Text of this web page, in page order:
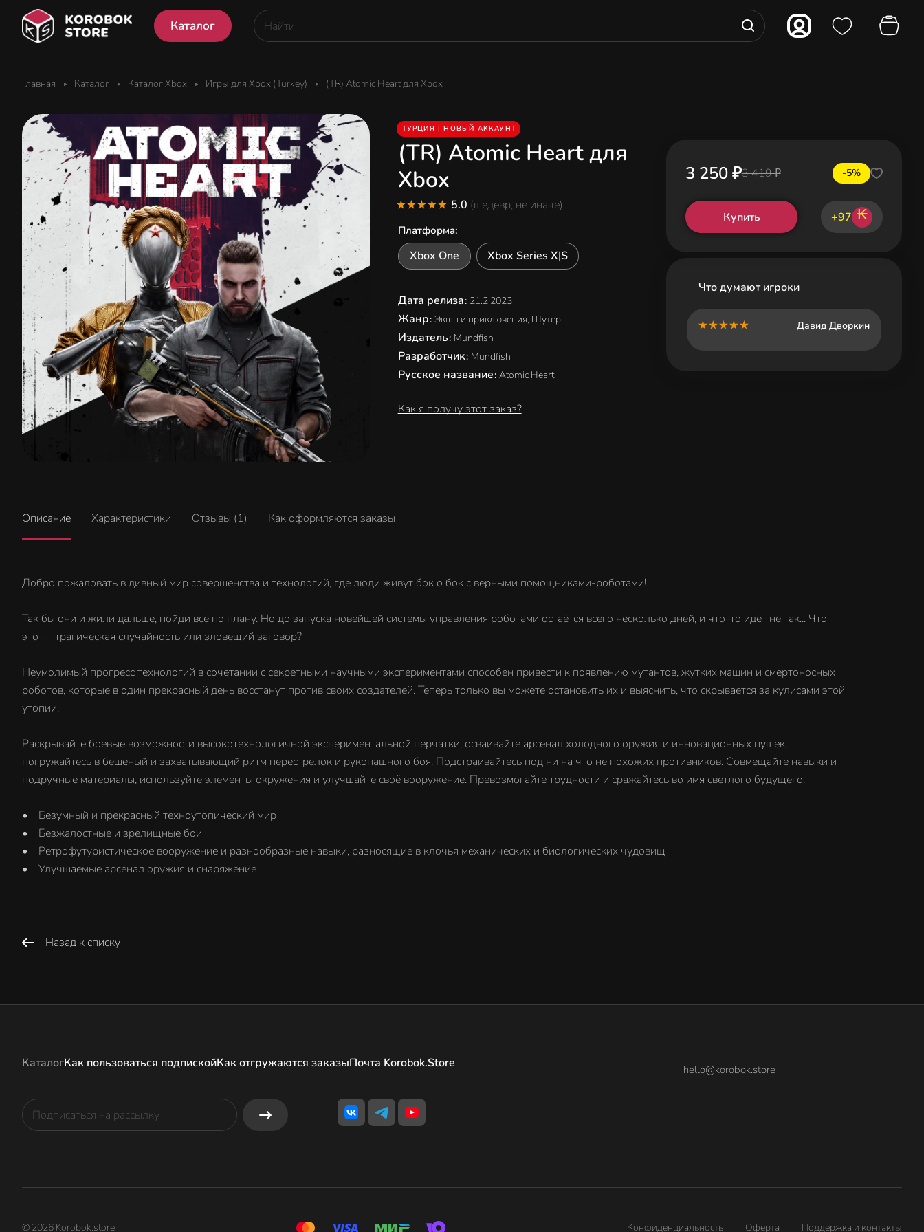
Каталог
Главная Каталог Каталог Xbox Игры для Xbox (Turkey) (TR) Atomic Heart для Xbox
ТУРЦИЯ | НОВЫЙ АККАУНТ
(TR) Atomic Heart для
Xbox
5.0 (шедевр, не иначе)
Платформа:
Xbox One Xbox Series X|S
Дата релиза: 21.2.2023
Жанр: Экшн и приключения, Шутер
Издатель: Mundfish
Разработчик: Mundfish
Русское название: Atomic Heart
Как я получу этот заказ?
3 250 ₽3 419 ₽ -5%
Купить +97 ₭
Что думают игроки
Давид Дворкин
Описание Характеристики Отзывы (1) Как оформляются заказы
Добро пожаловать в дивный мир совершенства и технологий, где люди живут бок о бок с верными помощниками-роботами!
Так бы они и жили дальше, пойди всё по плану. Но до запуска новейшей системы управления роботами остаётся всего несколько дней, и что-то идёт не так... Что
это — трагическая случайность или зловещий заговор?
Неумолимый прогресс технологий в сочетании с секретными научными экспериментами способен привести к появлению мутантов, жутких машин и смертоносных
роботов, которые в один прекрасный день восстанут против своих создателей. Теперь только вы можете остановить их и выяснить, что скрывается за кулисами этой
утопии.
Раскрывайте боевые возможности высокотехнологичной экспериментальной перчатки, осваивайте арсенал холодного оружия и инновационных пушек,
погружайтесь в бешеный и захватывающий ритм перестрелок и рукопашного боя. Подстраивайтесь под ни на что не похожих противников. Совмещайте навыки и
подручные материалы, используйте элементы окружения и улучшайте своё вооружение. Превозмогайте трудности и сражайтесь во имя светлого будущего.
• Безумный и прекрасный техноутопический мир
• Безжалостные и зрелищные бои
• Ретрофутуристическое вооружение и разнообразные навыки, разносящие в клочья механических и биологических чудовищ
• Улучшаемые арсенал оружия и снаряжение
Назад к списку
КаталогКак пользоваться подпискойКак отгружаются заказыПочта Korobok.Store hello@korobok.store
© 2026 Korobok.store Конфиденциальность Оферта Поддержка и контакты